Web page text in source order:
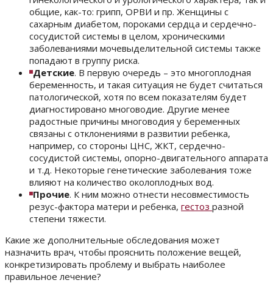
общие, как-то: грипп, ОРВИ и пр. Женщины с
сахарным диабетом, пороками сердца и сердечно-
сосудистой системы в целом, хроническими
заболеваниями мочевыделительной системы также
попадают в группу риска.
Детские. В первую очередь – это многоплодная
беременность, и такая ситуация не будет считаться
патологической, хотя по всем показателям будет
диагностировано многоводие. Другие менее
радостные причины многоводия у беременных
связаны с отклонениями в развитии ребенка,
например, со стороны ЦНС, ЖКТ, сердечно-
сосудистой системы, опорно-двигательного аппарата
и т.д. Некоторые генетические заболевания тоже
влияют на количество околоплодных вод.
Прочие. К ним можно отнести несовместимость
резус-фактора матери и ребенка, гестоз разной
степени тяжести.
Какие же дополнительные обследования может
назначить врач, чтобы прояснить положение вещей,
конкретизировать проблему и выбрать наиболее
правильное лечение?